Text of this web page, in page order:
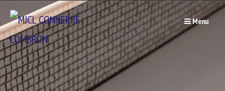
Passer
au
contenu
Menu